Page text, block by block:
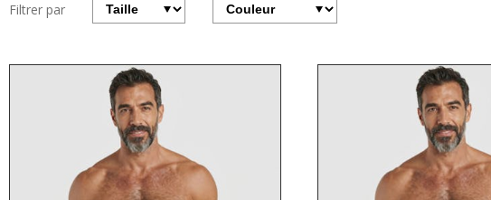
Filtrer par
Filtrer
Filter